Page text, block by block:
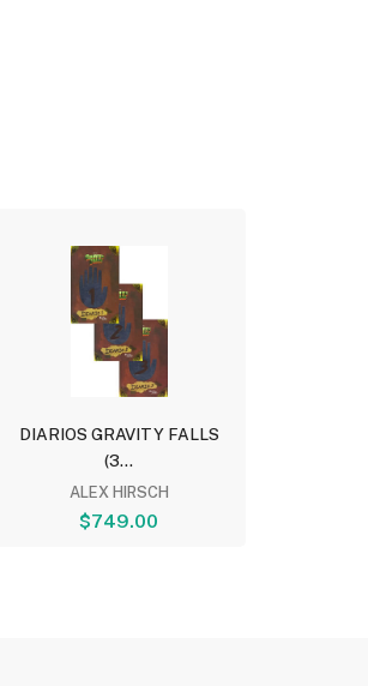
DIARIOS GRAVITY FALLS
(3...
ALEX HIRSCH
$749.00